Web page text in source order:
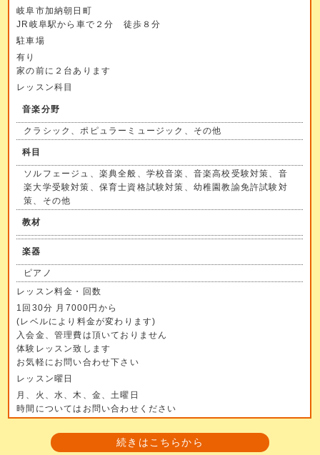
岐阜市加納朝日町
JR岐阜駅から車で２分 徒歩８分
駐車場
有り
家の前に２台あります
レッスン科目
音楽分野
クラシック、ポピュラーミュージック、その他
科目
ソルフェージュ、楽典全般、学校音楽、音楽高校受験対策、音
楽大学受験対策、保育士資格試験対策、幼稚園教諭免許試験対
策、その他
教材
楽器
ピアノ
レッスン料金・回数
1回30分 月7000円から
(レベルにより料金が変わります)
入会金、管理費は頂いておりません
体験レッスン致します
お気軽にお問い合わせ下さい
レッスン曜日
月、火、水、木、金、土曜日
時間についてはお問い合わせください
続きはこちらから